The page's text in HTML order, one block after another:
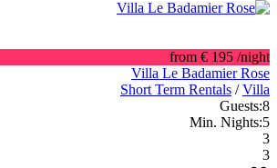
from € 195 /night
Villa Le Badamier Rose
Short Term Rentals /Villa
Guests:8
Min. Nights:5
3
3